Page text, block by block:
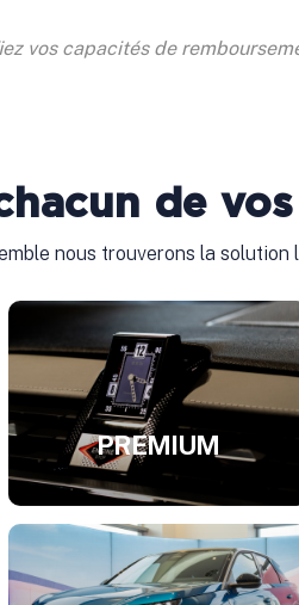
vos capacités de
de
nous trouverons la
PREMIUM